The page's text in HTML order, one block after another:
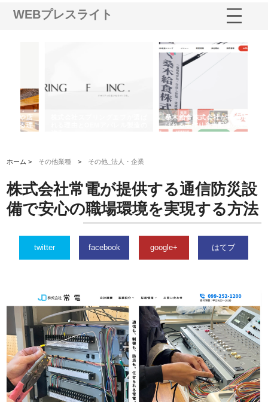
WEBプレスライト
株式会社スプリングエフが選ば
れる理由とOEMアパレル製造の
強み
桑木給食株式会社が福山市で選
ばれる手作り弁当配達の理由
ホーム > その他業種 > その他_法人・企業
株式会社常電が提供する通信防災設
備で安心の職場環境を実現する方法
twitter facebook google+ はてブ